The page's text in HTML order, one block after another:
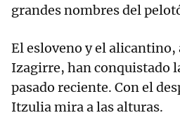
grandes nombres del
El esloveno y el alicantino,
Izagirre, han conquistado
pasado reciente. Con el
Itzulia mira a las alturas.